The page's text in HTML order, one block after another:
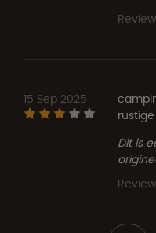
15 Sep 2025
Dit is